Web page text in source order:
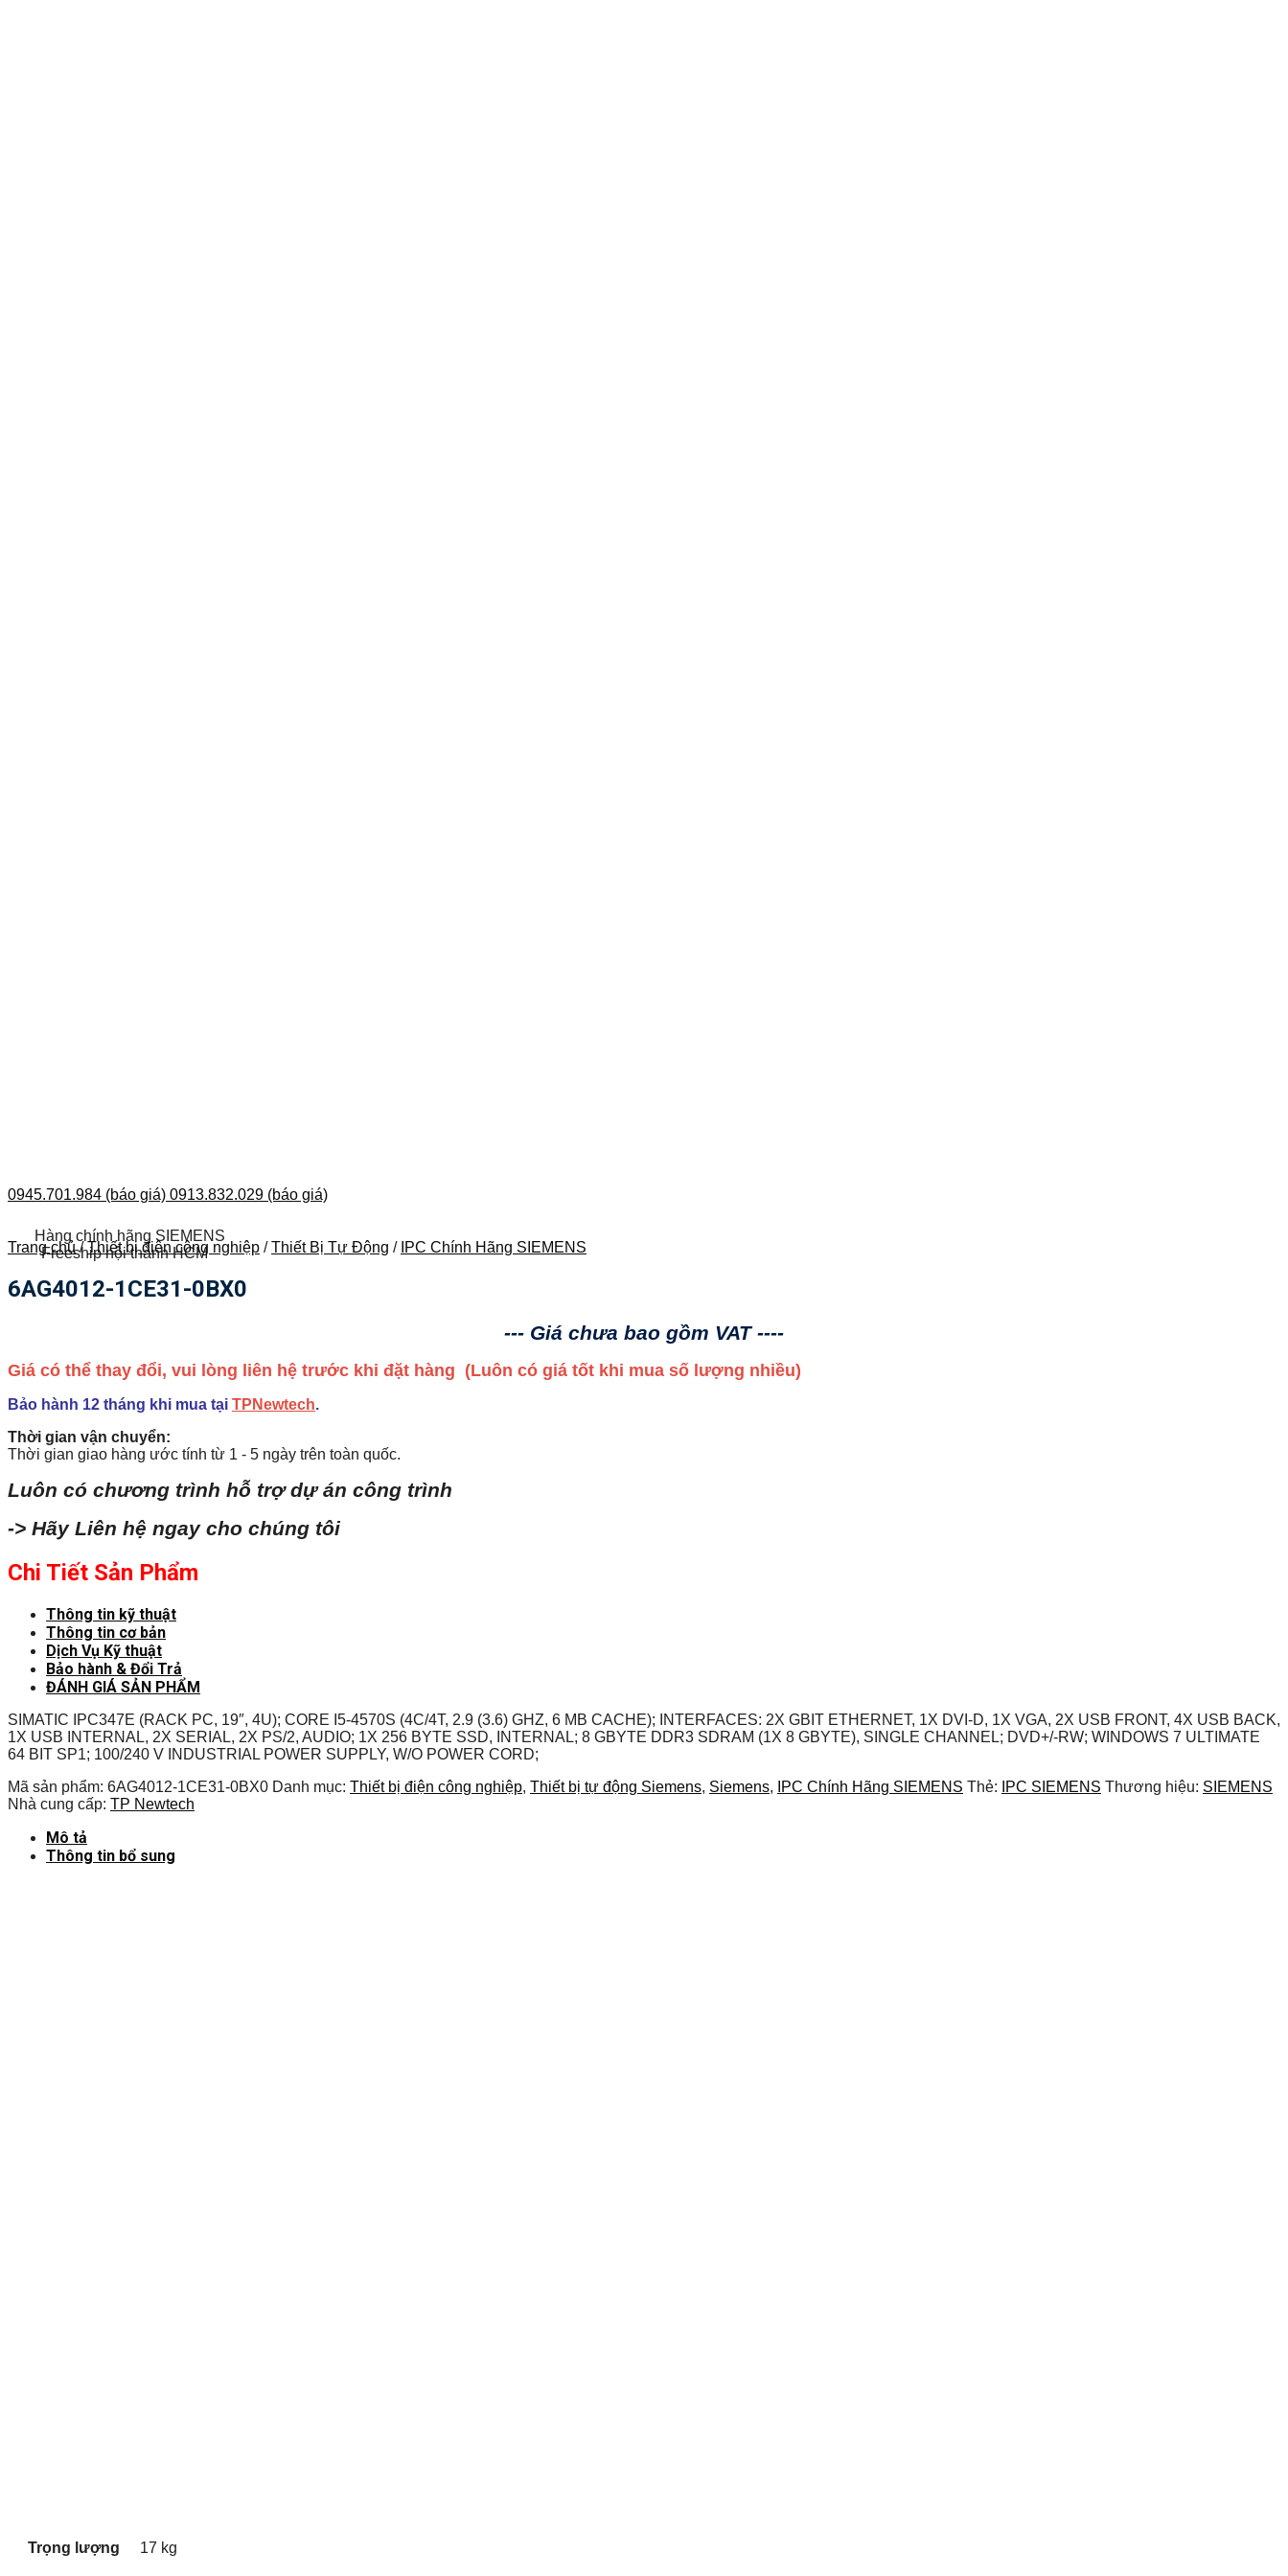
0945.701.984 (báo giá) 0913.832.029 (báo giá)
Hàng chính hãng SIEMENS
Freeship nội thành HCM
Trang chủ / Thiết bị điện công nghiệp / Thiết Bị Tự Động / IPC Chính Hãng SIEMENS
6AG4012-1CE31-0BX0
--- Giá chưa bao gồm VAT ----
Giá có thể thay đổi, vui lòng liên hệ trước khi đặt hàng (Luôn có giá tốt khi mua số lượng nhiều)
Bảo hành 12 tháng khi mua tại TPNewtech.
Thời gian vận chuyển:
Thời gian giao hàng ước tính từ 1 - 5 ngày trên toàn quốc.
Luôn có chương trình hỗ trợ dự án công trình
-> Hãy Liên hệ ngay cho chúng tôi
Chi Tiết Sản Phẩm
Thông tin kỹ thuật
Thông tin cơ bản
Dịch Vụ Kỹ thuật
Bảo hành & Đổi Trả
ĐÁNH GIÁ SẢN PHẨM
SIMATIC IPC347E (RACK PC, 19″, 4U); CORE I5-4570S (4C/4T, 2.9 (3.6) GHZ, 6 MB CACHE); INTERFACES: 2X GBIT ETHERNET, 1X DVI-D, 1X VGA, 2X USB FRONT, 4X USB BACK,
1X USB INTERNAL, 2X SERIAL, 2X PS/2, AUDIO; 1X 256 BYTE SSD, INTERNAL; 8 GBYTE DDR3 SDRAM (1X 8 GBYTE), SINGLE CHANNEL; DVD+/-RW; WINDOWS 7 ULTIMATE
64 BIT SP1; 100/240 V INDUSTRIAL POWER SUPPLY, W/O POWER CORD;
Mã sản phẩm: 6AG4012-1CE31-0BX0 Danh mục: Thiết bị điện công nghiệp, Thiết bị tự động Siemens, Siemens, IPC Chính Hãng SIEMENS Thẻ: IPC SIEMENS Thương hiệu: SIEMENS
Nhà cung cấp: TP Newtech
Mô tả
Thông tin bổ sung
Trọng lượng 17 kg